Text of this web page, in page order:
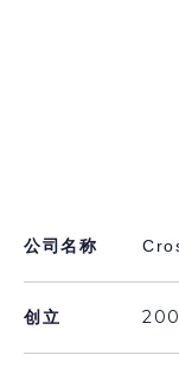
公司名称
创立